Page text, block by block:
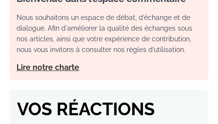
Nous souhaitons un espace de débat, d’échange et de
dialogue. Afin d'améliorer la qualité des échanges sous
nos articles, ainsi que votre expérience de contribution,
nous vous invitons à consulter nos règles d’utilisation.
Lire notre charte
VOS RÉACTIONS